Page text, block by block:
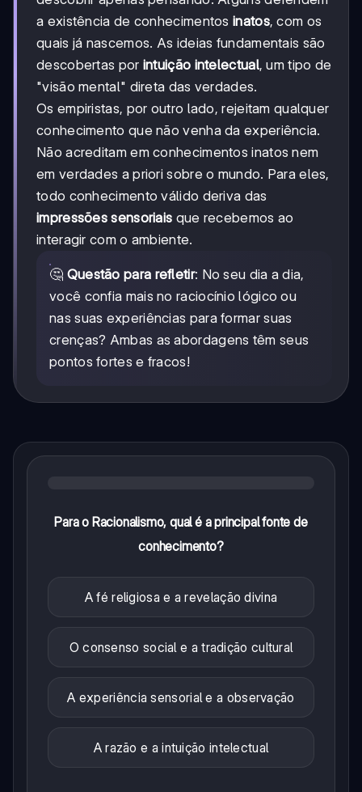
a existência de conhecimentosinatos, com os
quais já nascemos. As ideias fundamentais são
descobertas por intuição intelectual, um tipo de
"visão mental" direta das verdades.
Os empiristas, por outro lado, rejeitam qualquer
conhecimento que não venha da experiência.
Não acreditam em conhecimentos inatos nem
em verdades a priori sobre o mundo. Para eles,
todo conhecimento válido deriva das
impressões sensoriais que recebemos ao
interagir com o ambiente.
🤔 Questão para refletir: No seu dia a dia,
você confia mais no raciocínio lógico ou
nas suas experiências para formar suas
crenças? Ambas as abordagens têm seus
pontos fortes e fracos!
Para o Racionalismo, qual é a principal fonte de
conhecimento?
A fé religiosa e a revelação divina
O consenso social e a tradição cultural
A experiência sensorial e a observação
A razão e a intuição intelectual